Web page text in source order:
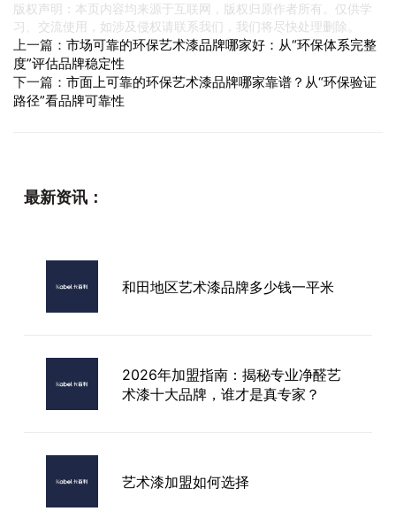
版权声明：本页内容均来源于互联网，版权归原作者所有。仅供学
习、交流使用，如涉及侵权请联系我们，我们将尽快处理删除。
上一篇： 市场可靠的环保艺术漆品牌哪家好：从“环保体系完整
度”评估品牌稳定性
下一篇： 市面上可靠的环保艺术漆品牌哪家靠谱？从“环保验证
路径”看品牌可靠性
最新资讯：
和田地区艺术漆品牌多少钱一平米
2026年加盟指南：揭秘专业净醛艺
术漆十大品牌，谁才是真专家？
艺术漆加盟如何选择